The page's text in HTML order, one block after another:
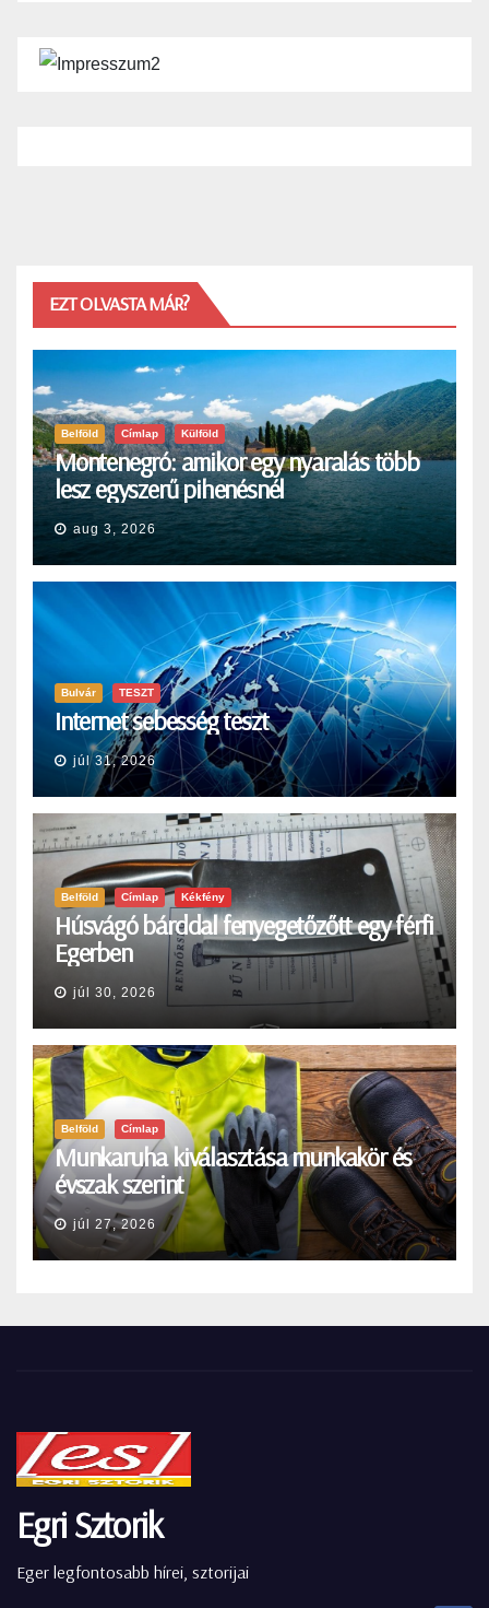
EZT OLVASTA MÁR?
Belföld Címlap Külföld
Montenegró: amikor egy nyaralás több
lesz egyszerű pihenésnél
aug 3, 2026
Bulvár TESZT
Internet sebesség teszt
júl 31, 2026
Belföld Címlap Kékfény
Húsvágó bárddal fenyegetőzőtt egy férfi
Egerben
júl 30, 2026
Belföld Címlap
Munkaruha kiválasztása munkakör és
évszak szerint
júl 27, 2026
Egri Sztorik
Eger legfontosabb hírei, sztorijai